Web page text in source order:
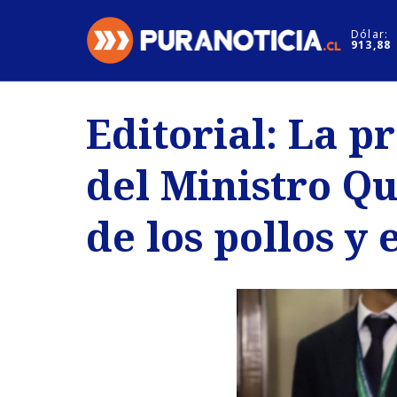
Dólar:
913,88
Regiones
Deportes Motores
Editorial: La
del Ministro
de los pollos y